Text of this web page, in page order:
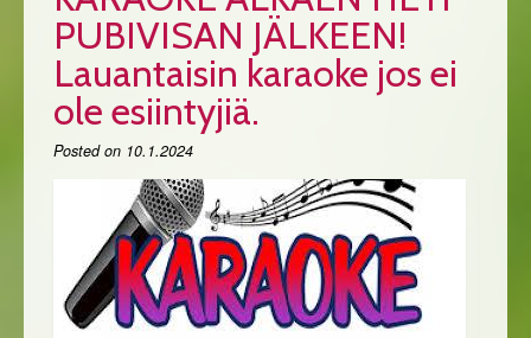
PUBIVISAN JÄLKEEN!
Lauantaisin karaoke jos ei
ole esiintyjiä.
Posted on 10.1.2024